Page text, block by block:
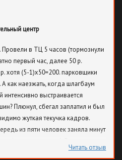
но так же не
Я в шоке! Такое отношение! Т.
(при чем не маленьких денег
об этом, просто ИГНОРИРУЮТ!
больше не буду посещать этот
и вам не рекомендую!
центр
в ТЦ 5 часов (тормознули
первый час, далее 50 р.
хотя (5-1)х50=200. парковщики
как наезжать, когда шлагбаум
выстраивается
Плюнул, сбегал заплатил и был
жуткая текучка кадров.
из пяти человек заняла минут
ниже на этаж за телегами в
Читать отзыв